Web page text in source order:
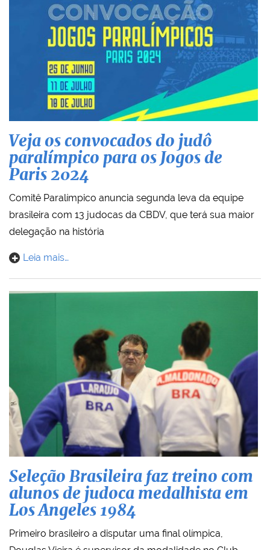
Veja os convocados do judô
paralímpico para os Jogos de
Paris 2024
Comitê Paralímpico anuncia segunda leva da equipe
brasileira com 13 judocas da CBDV, que terá sua maior
delegação na história
Leia mais…
Seleção Brasileira faz treino com
alunos de judoca medalhista em
Los Angeles 1984
Primeiro brasileiro a disputar uma final olímpica,